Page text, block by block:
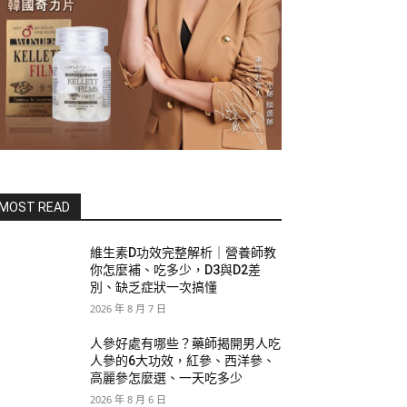
MOST READ
維生素D功效完整解析｜營養師教
你怎麼補、吃多少，D3與D2差
別、缺乏症狀一次搞懂
2026 年 8 月 7 日
人參好處有哪些？藥師揭開男人吃
人參的6大功效，紅參、西洋參、
高麗參怎麼選、一天吃多少
2026 年 8 月 6 日